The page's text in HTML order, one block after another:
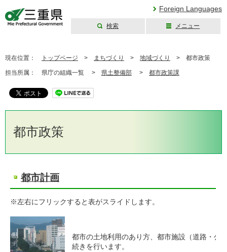
Foreign Languages
検索 メニュー
現在位置： トップページ > まちづくり > 地域づくり > 都市政策
担当所属： 県庁の組織一覧 > 県土整備部 > 都市政策課
都市政策
都市計画
※左右にフリックすると表がスライドします。
都市の土地利用のあり方、都市施設（道路・公
続きを行います。